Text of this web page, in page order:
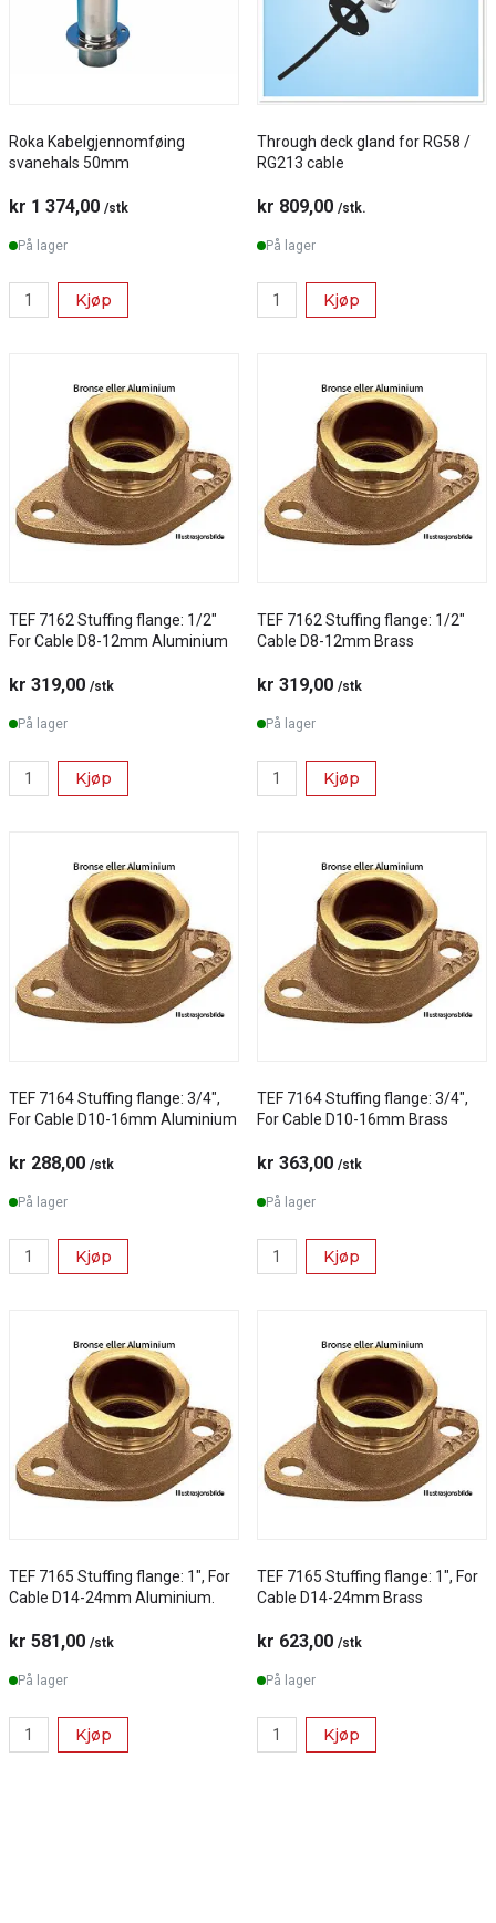
Roka Kabelgjennomføing
svanehals 50mm
kr 1 374,00 /stk
På lager
Kjøp
Through deck gland for RG58 /
RG213 cable
kr 809,00 /stk.
På lager
Kjøp
TEF 7162 Stuffing flange: 1/2"
For Cable D8-12mm Aluminium
kr 319,00 /stk
På lager
Kjøp
TEF 7162 Stuffing flange: 1/2"
Cable D8-12mm Brass
kr 319,00 /stk
På lager
Kjøp
TEF 7164 Stuffing flange: 3/4",
For Cable D10-16mm Aluminium
kr 288,00 /stk
På lager
Kjøp
TEF 7164 Stuffing flange: 3/4",
For Cable D10-16mm Brass
kr 363,00 /stk
På lager
Kjøp
TEF 7165 Stuffing flange: 1", For
Cable D14-24mm Aluminium.
kr 581,00 /stk
På lager
Kjøp
TEF 7165 Stuffing flange: 1", For
Cable D14-24mm Brass
kr 623,00 /stk
På lager
Kjøp